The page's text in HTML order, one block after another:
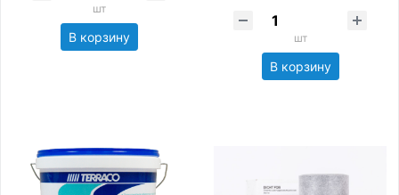
шт
В корзину шт
В корзину